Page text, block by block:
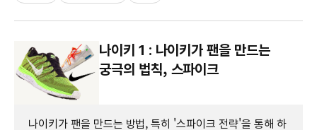
나이키 1 : 나이키가 팬을 만드는
궁극의 법칙, 스파이크
나이키가 팬을 만드는 방법, 특히 '스파이크 전략'을 통해 하